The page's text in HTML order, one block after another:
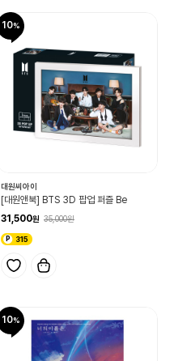
10
대원씨아이
[대원앤북] BTS 3D 팝업 퍼즐 Be
31,500
35,000
315
10